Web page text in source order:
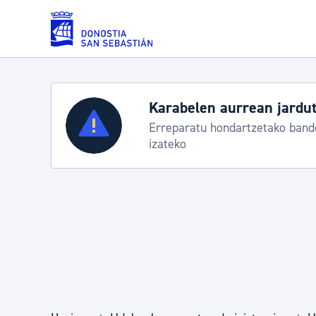
Eduki nagusira joan
Zerbitzuak
Errolda eta gai pertsonalak
Karabelen aurrean
Erreparatu hondartzetako
izateko